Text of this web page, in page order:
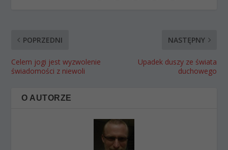
POPRZEDNI
Celem jogi jest wyzwolenie
świadomości z niewoli
NASTĘPNY
Upadek duszy ze świata
duchowego
O AUTORZE